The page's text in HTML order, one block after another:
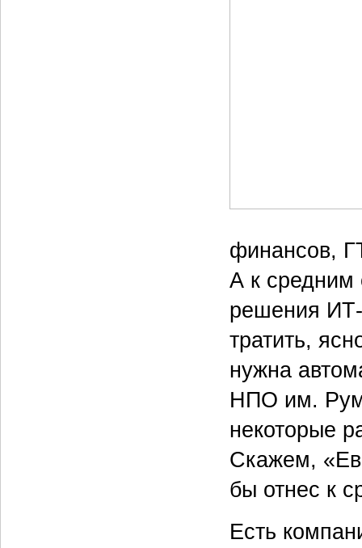
финансов,
А к средним
решения ИТ-
тратить,
нужна
НПО им.
некоторые
Скажем,
бы отнес к
Есть